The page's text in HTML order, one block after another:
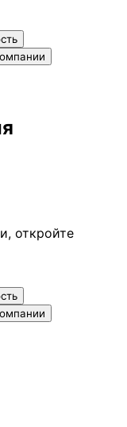
откройте